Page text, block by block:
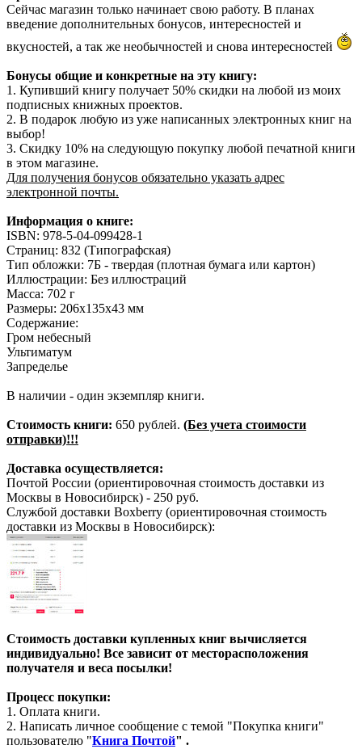
Сейчас магазин только начинает свою работу. В планах
введение дополнительных бонусов, интересностей и
вкусностей, а так же необычностей и снова интересностей
Бонусы общие и конкретные на эту книгу:
1. Купивший книгу получает 50% скидки на любой из моих
подписных книжных проектов.
2. В подарок любую из уже написанных электронных книг на
выбор!
3. Скидку 10% на следующую покупку любой печатной книги
в этом магазине.
Для получения бонусов обязательно указать адрес
электронной почты.
Информация о книге:
ISBN: 978-5-04-099428-1
Страниц: 832 (Типографская)
Тип обложки: 7Б - твердая (плотная бумага или картон)
Иллюстрации: Без иллюстраций
Масса: 702 г
Размеры: 206x135x43 мм
Содержание:
Гром небесный
Ультиматум
Запределье
В наличии - один экземпляр книги.
Стоимость книги: 650 рублей. (Без учета стоимости
отправки)!!!
Доставка осуществляется:
Почтой России (ориентировочная стоимость доставки из
Москвы в Новосибирск) - 250 руб.
Службой доставки Boxberry (ориентировочная стоимость
доставки из Москвы в Новосибирск):
Стоимость доставки купленных книг вычисляется
индивидуально! Все зависит от месторасположения
получателя и веса посылки!
Процесс покупки:
1. Оплата книги.
2. Написать личное сообщение с темой "Покупка книги"
пользователю "Книга Почтой" .